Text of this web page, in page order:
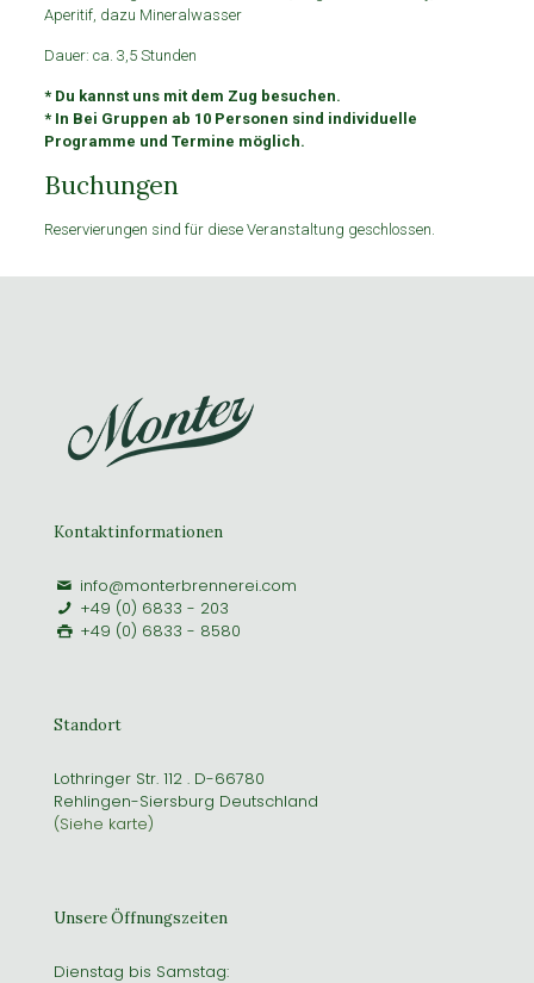
Aperitif, dazu Mineralwasser
Dauer: ca. 3,5 Stunden
* Du kannst uns mit dem Zug besuchen.
* In Bei Gruppen ab 10 Personen sind individuelle
Programme und Termine möglich.
Buchungen
Reservierungen sind für diese Veranstaltung geschlossen.
Kontaktinformationen
info@monterbrennerei.com
+49 (0) 6833 - 203
+49 (0) 6833 - 8580
Standort
Lothringer Str. 112 . D-66780
Rehlingen-Siersburg Deutschland
(Siehe karte)
Unsere Öffnungszeiten
Dienstag bis Samstag: